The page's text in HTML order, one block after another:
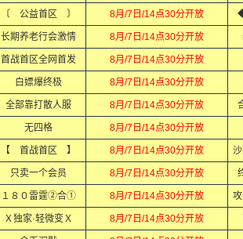
〔 公益首区 〕 8月/7日/14点30分开放
长期养老行会激情 8月/7日/14点30分开放
首战首区全网首发 8月/7日/14点30分开放
白嫖爆终极 8月/7日/14点30分开放
全部靠打散人服 8月/7日/14点30分开放
无四格 8月/7日/14点30分开放
【 首战首区 】 8月/7日/14点30分开放
只卖一个会员 8月/7日/14点30分开放
１８０雷霆②合① 8月/7日/14点30分开放
Ｘ独家·轻微变Ｘ 8月/7日/14点30分开放